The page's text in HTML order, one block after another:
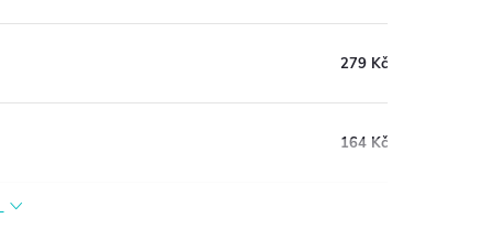
279 Kč
164 Kč